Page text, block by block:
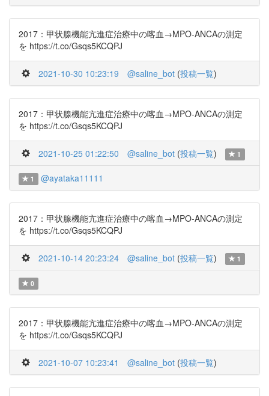
2017：甲状腺機能亢進症治療中の喀血→MPO-ANCAの測定
を https://t.co/Gsqs5KCQPJ
2021-10-30 10:23:19 @saline_bot (投稿一覧)
2017：甲状腺機能亢進症治療中の喀血→MPO-ANCAの測定
を https://t.co/Gsqs5KCQPJ
2021-10-25 01:22:50 @saline_bot (投稿一覧) 1
1 @ayataka11111
2017：甲状腺機能亢進症治療中の喀血→MPO-ANCAの測定
を https://t.co/Gsqs5KCQPJ
2021-10-14 20:23:24 @saline_bot (投稿一覧) 1
0
2017：甲状腺機能亢進症治療中の喀血→MPO-ANCAの測定
を https://t.co/Gsqs5KCQPJ
2021-10-07 10:23:41 @saline_bot (投稿一覧)